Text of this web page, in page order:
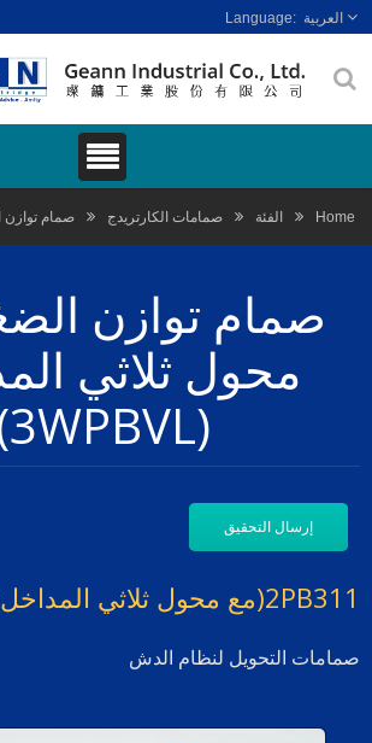
العربية
Home الفئة صمامات الكارتريدج صمام
صمام توازن
محول ثلاثي
(3WPBVL)
إرسال التحقيق
2PB311(مع محول ثلاثي المداخل)
صمامات التحويل لنظام الدش